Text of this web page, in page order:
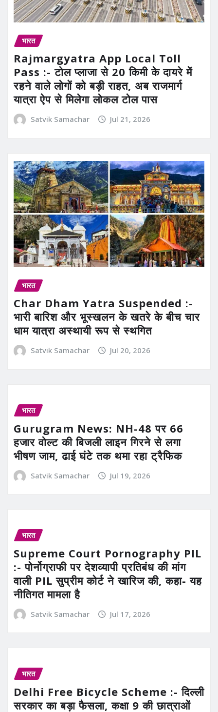
भारत
Rajmargyatra App Local Toll
Pass :- टोल प्लाजा से 20 किमी के दायरे में
रहने वाले लोगों को बड़ी राहत, अब राजमार्ग
यात्रा ऐप से मिलेगा लोकल टोल पास
Satvik Samachar Jul 21, 2026
भारत
Char Dham Yatra Suspended :-
भारी बारिश और भूस्खलन के खतरे के बीच चार
धाम यात्रा अस्थायी रूप से स्थगित
Satvik Samachar Jul 20, 2026
भारत
Gurugram News: NH-48 पर 66
हजार वोल्ट की बिजली लाइन गिरने से लगा
भीषण जाम, ढाई घंटे तक थमा रहा ट्रैफिक
Satvik Samachar Jul 19, 2026
भारत
Supreme Court Pornography PIL
:- पोर्नोग्राफी पर देशव्यापी प्रतिबंध की मांग
वाली PIL सुप्रीम कोर्ट ने खारिज की, कहा- यह
नीतिगत मामला है
Satvik Samachar Jul 17, 2026
भारत
Delhi Free Bicycle Scheme :- दिल्ली
सरकार का बड़ा फैसला, कक्षा 9 की छात्राओं